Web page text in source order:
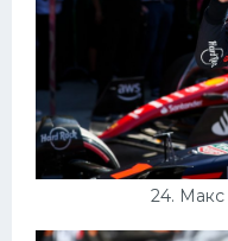
24.